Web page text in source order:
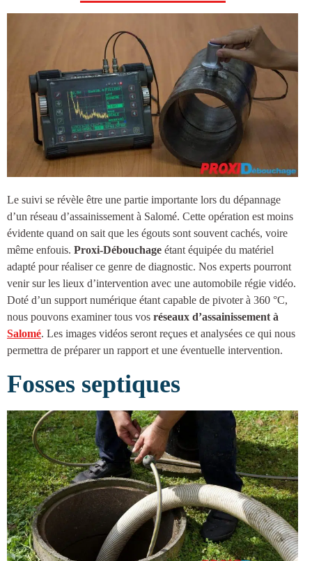
Le suivi se révèle être une partie importante lors du dépannage
d’un réseau d’assainissement à Salomé. Cette opération est moins
évidente quand on sait que les égouts sont souvent cachés, voire
même enfouis. Proxi-Débouchage étant équipée du matériel
adapté pour réaliser ce genre de diagnostic. Nos experts pourront
venir sur les lieux d’intervention avec une automobile régie vidéo.
Doté d’un support numérique étant capable de pivoter à 360 °C,
nous pouvons examiner tous vos réseaux d’assainissement à
Salomé. Les images vidéos seront reçues et analysées ce qui nous
permettra de préparer un rapport et une éventuelle intervention.
Fosses septiques